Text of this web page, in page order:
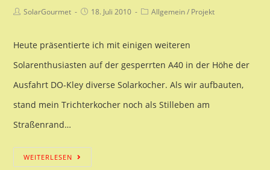
Beitrags-
SolarGourmet
Beitrag18. Juli 2010
Beitrags-
Allgemein / Projekt
Heute präsentierte ich mit einigen weiteren
Solarenthusiasten auf der gesperrten A40 in der Höhe der
Ausfahrt DO-Kley diverse Solarkocher. Als wir aufbauten,
stand mein Trichterkocher noch als Stilleben am
Straßenrand…
WEITERLESEN